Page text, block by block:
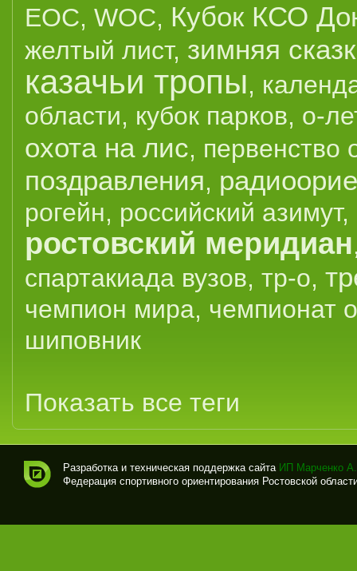
EOC, WOC, Кубок КСО
желтый лист, зимняя
казачьи тропы,
области, кубок парков, о-
охота на лис, первенство
поздравления,
рогейн, российский азимут,
ростовский меридиан
спартакиада вузов, тр-о,
чемпион мира, чемпионат
шиповник
Показать все теги
вно
Разработка и техническая поддержка сайта ИП Марченко
Федерация спортивного ориентирования Ростовской